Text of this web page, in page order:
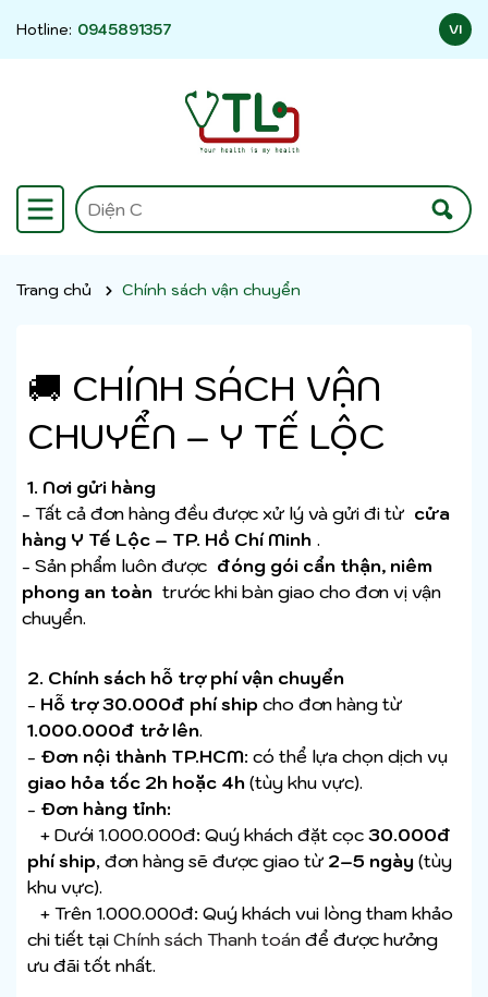
Hotline: 0945891357 VI
Trang chủ Chính sách vận chuyển
🚚 CHÍNH SÁCH VẬN
CHUYỂN – Y TẾ LỘC
1. Nơi gửi hàng
- Tất cả đơn hàng đều được xử lý và gửi đi từ cửa
hàng Y Tế Lộc – TP. Hồ Chí Minh .
- Sản phẩm luôn được đóng gói cẩn thận, niêm
phong an toàn trước khi bàn giao cho đơn vị vận
chuyển.
2. Chính sách hỗ trợ phí vận chuyển
- Hỗ trợ 30.000đ phí ship cho đơn hàng từ
1.000.000đ trở lên.
- Đơn nội thành TP.HCM: có thể lựa chọn dịch vụ
giao hỏa tốc 2h hoặc 4h (tùy khu vực).
- Đơn hàng tỉnh:
+ Dưới 1.000.000đ: Quý khách đặt cọc 30.000đ
phí ship, đơn hàng sẽ được giao từ 2–5 ngày (tùy
khu vực).
+ Trên 1.000.000đ: Quý khách vui lòng tham khảo
chi tiết tại Chính sách Thanh toán để được hưởng
ưu đãi tốt nhất.